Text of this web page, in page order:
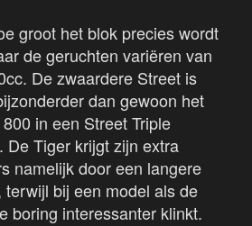
groot het blok precies wordt
de geruchten variëren van
De zwaardere Street is
dan gewoon het
in een Street Triple
De Tiger krijgt zijn extra
namelijk door een langere
bij een model als de
boring interessanter klinkt.